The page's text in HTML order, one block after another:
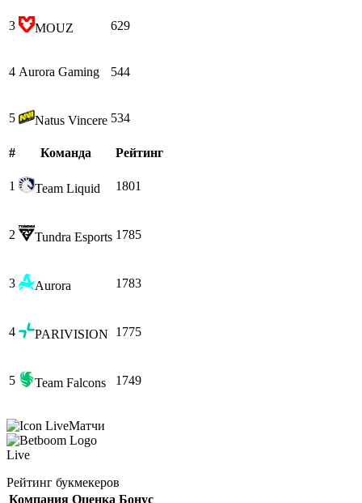
3 MOUZ 629
4 Aurora Gaming 544
5 Natus Vincere 534
# Команда Рейтинг
1 Team Liquid 1801
2 Tundra Esports 1785
3 Aurora 1783
4 PARIVISION 1775
5 Team Falcons 1749
Матчи
Live
Рейтинг букмекеров
Компания Оценка Бонус